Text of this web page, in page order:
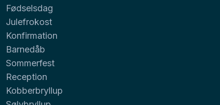
Fødselsdag
Julefrokost
Konfirmation
Barnedåb
Sommerfest
Reception
Kobberbryllup